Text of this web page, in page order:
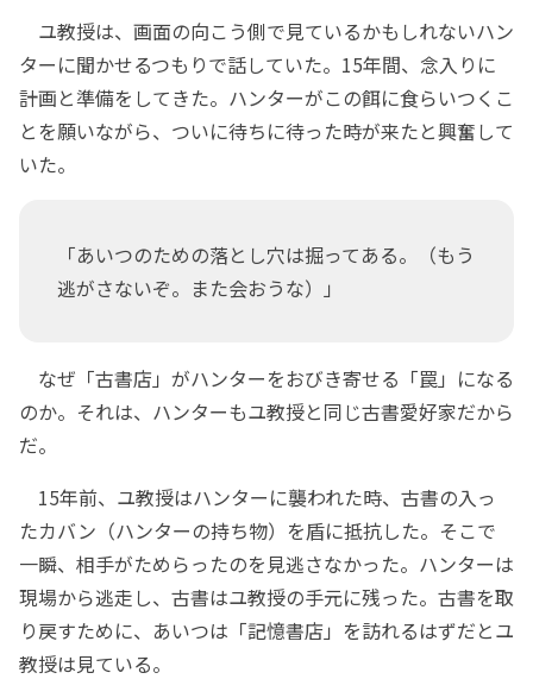
ユ教授は、画面の向こう側で見ているかもしれないハン
ターに聞かせるつもりで話していた。15年間、念入りに
計画と準備をしてきた。ハンターがこの餌に食らいつくこ
とを願いながら、ついに待ちに待った時が来たと興奮して
いた。
「あいつのための落とし穴は掘ってある。（もう
逃がさないぞ。また会おうな）」
なぜ「古書店」がハンターをおびき寄せる「罠」になる
のか。それは、ハンターもユ教授と同じ古書愛好家だから
だ。
15年前、ユ教授はハンターに襲われた時、古書の入っ
たカバン（ハンターの持ち物）を盾に抵抗した。そこで
一瞬、相手がためらったのを見逃さなかった。ハンターは
現場から逃走し、古書はユ教授の手元に残った。古書を取
り戻すために、あいつは「記憶書店」を訪れるはずだとユ
教授は見ている。